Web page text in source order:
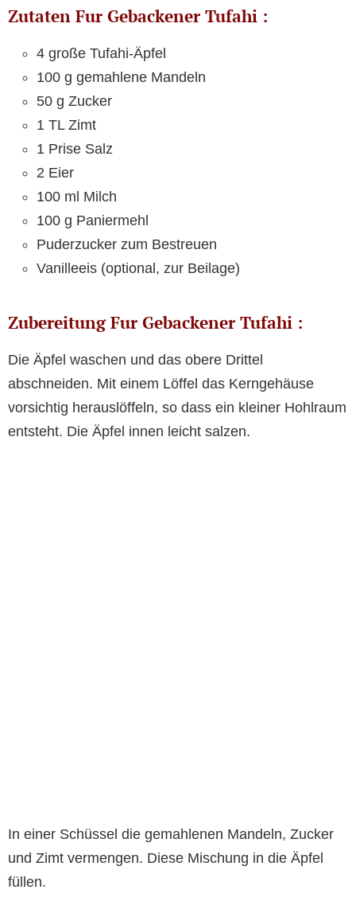
Zutaten Fur Gebackener Tufahi :
4 große Tufahi-Äpfel
100 g gemahlene Mandeln
50 g Zucker
1 TL Zimt
1 Prise Salz
2 Eier
100 ml Milch
100 g Paniermehl
Puderzucker zum Bestreuen
Vanilleeis (optional, zur Beilage)
Zubereitung Fur Gebackener Tufahi :
Die Äpfel waschen und das obere Drittel
abschneiden. Mit einem Löffel das Kerngehäuse
vorsichtig herauslöffeln, so dass ein kleiner Hohlraum
entsteht. Die Äpfel innen leicht salzen.
In einer Schüssel die gemahlenen Mandeln, Zucker
und Zimt vermengen. Diese Mischung in die Äpfel
füllen.